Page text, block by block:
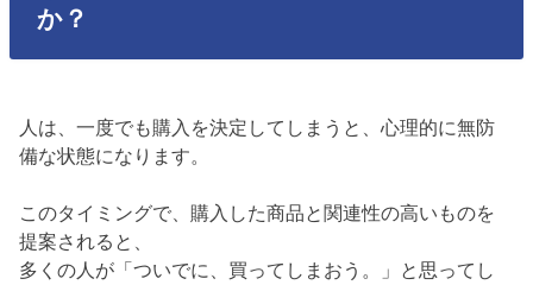
か？
人は、一度でも購入を決定してしまうと、心理的に無防
備な状態になります。
このタイミングで、購入した商品と関連性の高いものを
提案されると、
多くの人が「ついでに、買ってしまおう。」と思ってし